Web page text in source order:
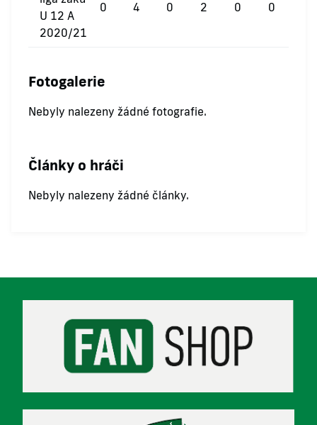
U 12 A
2020/21
0 4 0 2 0 0
Fotogalerie
Nebyly nalezeny žádné fotografie.
Články o hráči
Nebyly nalezeny žádné články.